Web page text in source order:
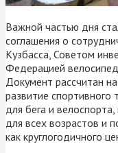
Важной частью дня
соглашения о
Кузбасса, Советом
Федерацией
Документ рассчитан
развитие спортивного
для бега и
для всех возрастов и
как круглогодичного